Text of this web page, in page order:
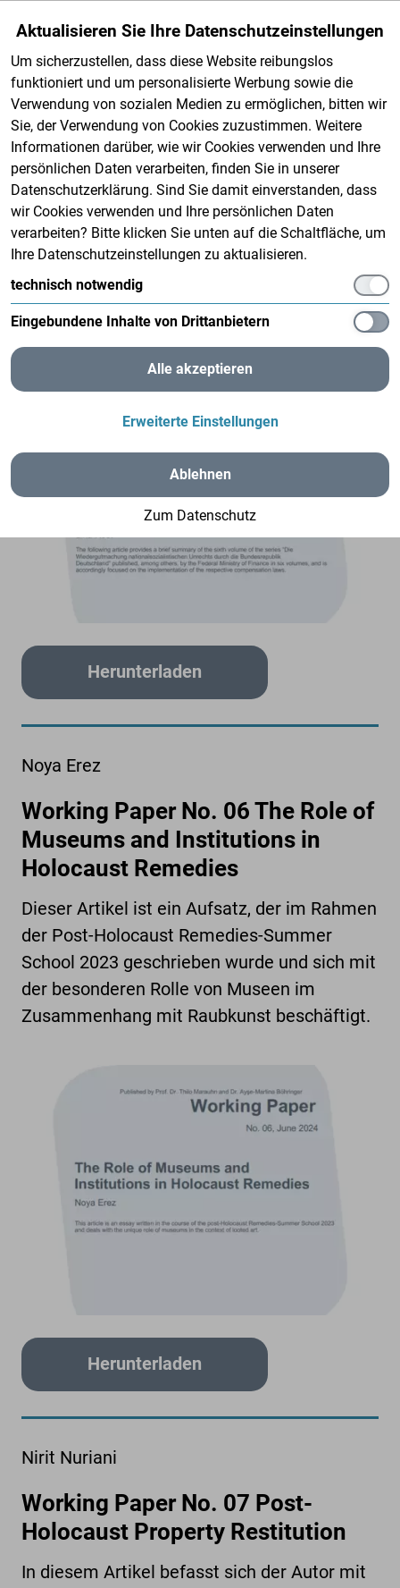
Entschädigungsregelungen”
Der folgende Beitrag gibt eine kurze
Zusammenfassung über des sechsten
Bandes der Reihe „Die Wiedergutmachung
nationalsozialistischen Unrechts durch die
Bundesrepublik Deutschland“, die u.a. vom
Bundesministerium der Finanzen in sechs
Bänden herausgegeben wird, und und
konzentriert sich dementsprechend auf die
Umsetzung der jeweiligen
Entschädigungsgesetze.
Herunterladen
Working Paper No. 06 The Role of
Museums and Institutions in
Holocaust Remedies
Noya Erez
Dieser Artikel ist ein Aufsatz, der im Rahmen
der Post-Holocaust Remedies-Summer
School 2023 geschrieben wurde und sich mit
der besonderen Rolle von Museen im
Zusammenhang mit Raubkunst beschäftigt.
Herunterladen
Working Paper No. 07 Post-
Holocaust Property Restitution
Nirit Nuriani
In diesem Artikel befasst sich der Autor mit
Aktualisieren Sie Ihre Datenschutzeinstellungen
Um sicherzustellen, dass diese Website reibungslos
funktioniert und um personalisierte Werbung sowie die
Verwendung von sozialen Medien zu ermöglichen, bitten wir
Sie, der Verwendung von Cookies zuzustimmen. Weitere
Informationen darüber, wie wir Cookies verwenden und Ihre
persönlichen Daten verarbeiten, finden Sie in unserer
Datenschutzerklärung. Sind Sie damit einverstanden, dass
wir Cookies verwenden und Ihre persönlichen Daten
verarbeiten? Bitte klicken Sie unten auf die Schaltfläche, um
Ihre Datenschutzeinstellungen zu aktualisieren.
technisch notwendig
Eingebundene Inhalte von Drittanbietern
Alle akzeptieren
Erweiterte Einstellungen
Ablehnen
Zum Datenschutz